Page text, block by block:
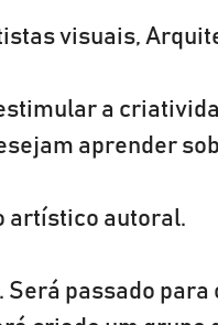
visuais,
a
aprender
artístico autoral.
Será passado para